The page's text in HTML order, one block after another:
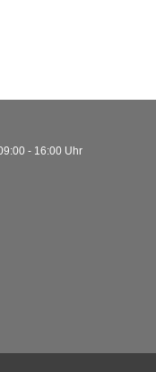
- 16:00 Uhr